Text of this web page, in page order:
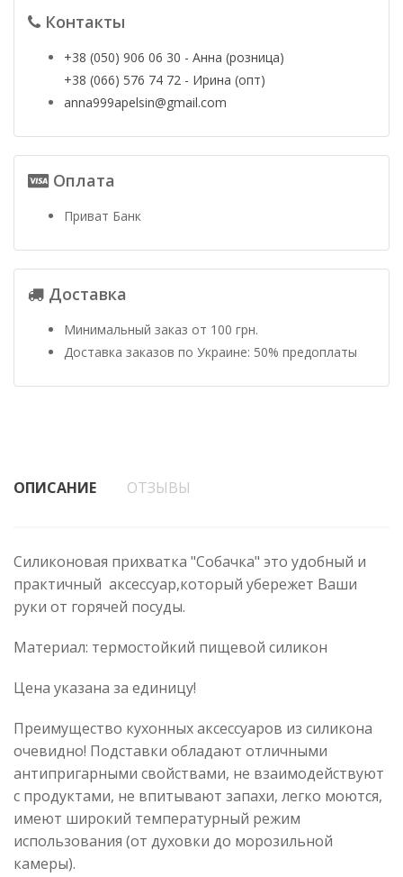
Контакты
+38 (050) 906 06 30 - Анна (розница)
+38 (066) 576 74 72 - Ирина (опт)
anna999apelsin@gmail.com
Оплата
Приват Банк
Доставка
Минимальный заказ от 100 грн.
Доставка заказов по Украине: 50% предоплаты
ОПИСАНИЕ ОТЗЫВЫ
Силиконовая прихватка "Собачка" это удобный и
практичный аксессуар,который убережет Ваши
руки от горячей посуды.
Материал: термостойкий пищевой силикон
Цена указана за единицу!
Преимущество кухонных аксессуаров из силикона
очевидно! Подставки обладают отличными
антипригарными свойствами, не взаимодействуют
с продуктами, не впитывают запахи, легко моются,
имеют широкий температурный режим
использования (от духовки до морозильной
камеры).